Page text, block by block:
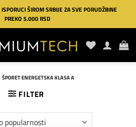
ŠIROM SRBIJE ZA SVE PORUDŽBINE
PREKO 5.000 RSD
ŠPORET ENERGETSKA KLASA A
FILTER